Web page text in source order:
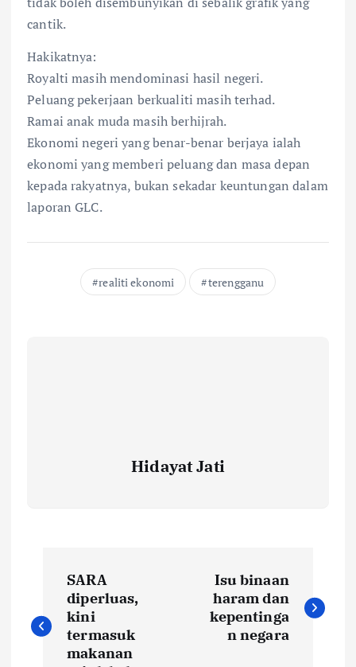
cantik.
Hakikatnya:
Royalti masih mendominasi hasil negeri.
Peluang pekerjaan berkualiti masih terhad.
Ramai anak muda masih berhijrah.
Ekonomi negeri yang benar-benar berjaya ialah
ekonomi yang memberi peluang dan masa depan
kepada rakyatnya, bukan sekadar keuntungan dalam
laporan GLC.
realiti ekonomi terengganu
Hidayat Jati
o
s
SARA
diperluas,
kini
termasuk
makanan
Isu binaan
haram dan
kepentinga
n negara